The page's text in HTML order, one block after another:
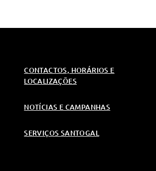
CONTACTOS, HORÁRIOS E
LOCALIZAÇÕES
NOTÍCIAS E CAMPANHAS
SERVIÇOS SANTOGAL